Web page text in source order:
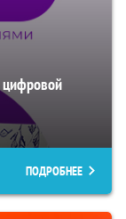
цифровой
ПОДРОБНЕЕ